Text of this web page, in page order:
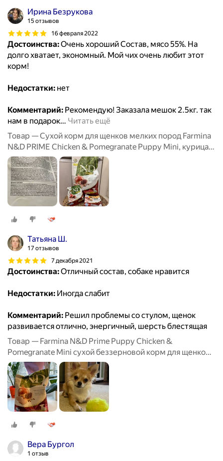
Ирина Безрукова
15 отзывов
16 февраля 2022
Достоинства:Очень хороший Состав, мясо 55%. На
долго хватает, экономный. Мой чих очень любит этот
корм!
Недостатки: нет
Комментарий: Рекомендую! Заказала мешок 2.5кг. так
нам в подарок… Читать ещё
Товар — Сухой корм для щенков мелких пород Farmina
N&D PRIME Chicken & Pomegranate Puppy Mini, курица с
гранатом, беззерновой, 2.5 кг
Татьяна Ш.
17 отзывов
7 декабря 2021
Достоинства:Отличный состав, собаке нравится
Недостатки: Иногда слабит
Комментарий: Решил проблемы со стулом, щенок
развивается отлично, энергичный, шерсть блестящая
Товар — Farmina N&D Prime Puppy Chicken &
Pomegranate Mini сухой беззерновой корм для щенков
мелких пород с курицей и гранатом - 2,5 кг
Вера Бургол
1 отзыв